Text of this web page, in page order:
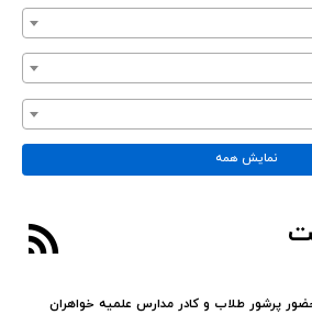
پرشور طلاب و کادر مدارس علمیه خواهران
نمایش همه